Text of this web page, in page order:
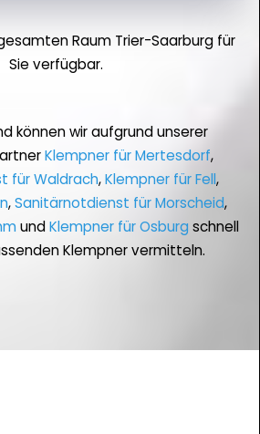
Raum Trier-Saarburg für
Sie verfügbar.
können wir aufgrund unserer
Klempner für Mertesdorf,
für Waldrach,Klempner für Fell,
,Sanitärnotdienst für Morscheid,
undKlempner für Osburg schnell
Klempner vermitteln.